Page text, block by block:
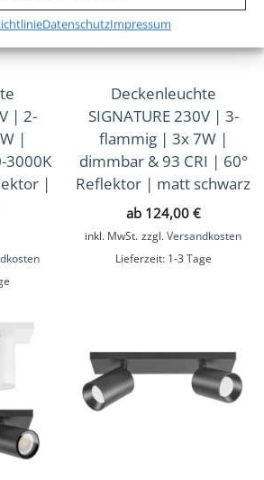
DatenschutzImpressum
| 2-
|
3000K
|
Deckenleuchte
SIGNATURE 230V | 3-
flammig | 3x 7W |
dimmbar & 93 CRI | 60°
Reflektor | matt schwarz
ab 124,00 €
inkl. MwSt. zzgl. Versandkosten
Lieferzeit: 1-3 Tage